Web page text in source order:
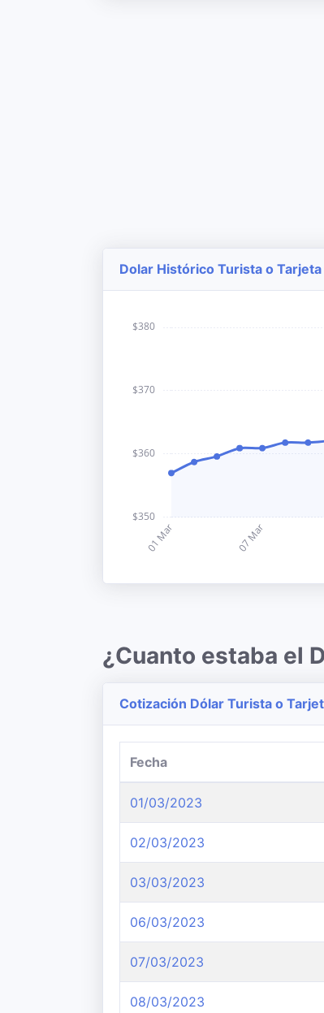
Dolar Histórico Turista o
¿Cuanto estaba el
Cotización Dólar Turista o
Fecha
01/03/2023
02/03/2023
03/03/2023
06/03/2023
07/03/2023
08/03/2023